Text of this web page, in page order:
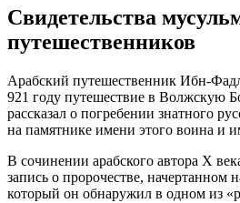
Свидетельства
путешественников
Арабский путешественник Ибн-
921 году путешествие в Волжскую
рассказал о погребении знатного
на памятнике имени этого воина и
В сочинении арабского автора Х
запись о пророчестве, начертанном
который он обнаружил в одном из